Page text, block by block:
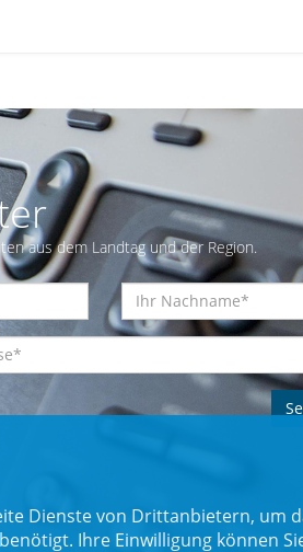
aus dem Landtag und der Region.
Dienste von Drittanbietern, um
Ihre Einwilligung können